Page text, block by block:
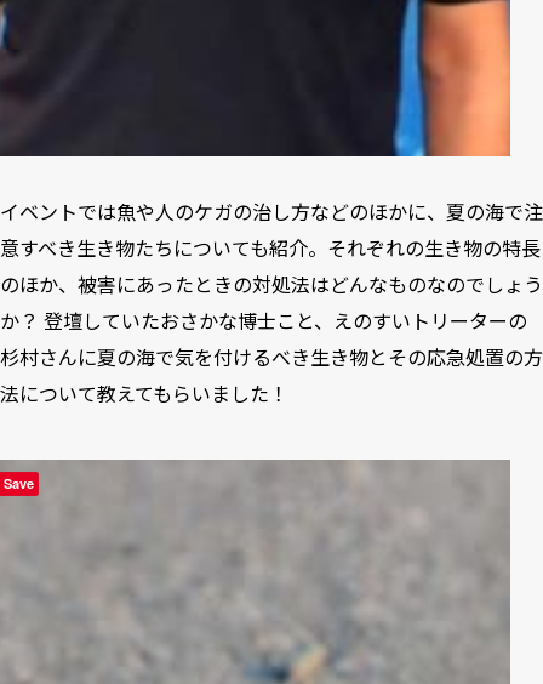
イベントでは魚や人のケガの治し方などのほかに、夏の海で注
意すべき生き物たちについても紹介。それぞれの生き物の特長
のほか、被害にあったときの対処法はどんなものなのでしょう
か？ 登壇していたおさかな博士こと、えのすいトリーターの
杉村さんに夏の海で気を付けるべき生き物とその応急処置の方
法について教えてもらいました！
Save